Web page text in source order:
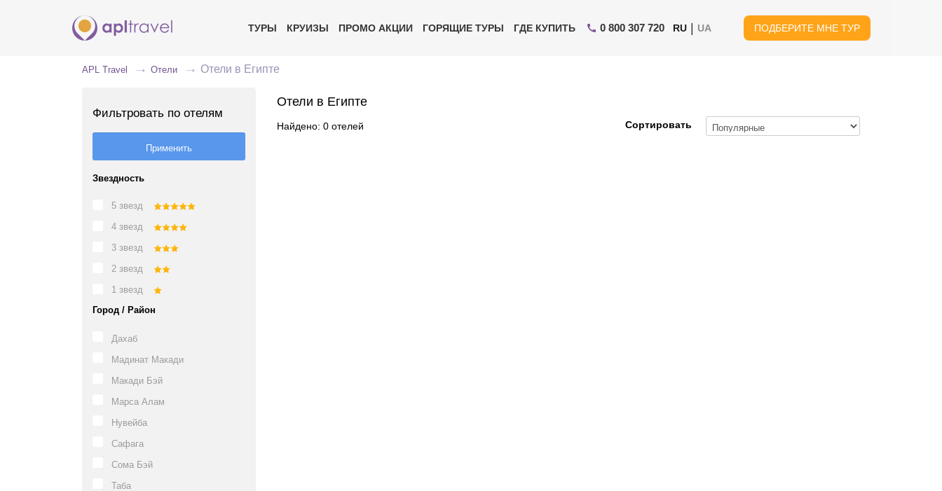
ТУРЫ КРУИЗЫ ПРОМО АКЦИИ ГОРЯЩИЕ ТУРЫ ГДЕ КУПИТЬ 0 800 307 720 RU | UA ПОДБЕРИТЕ МНЕ ТУР
APL Travel Отели Отели в Египте
Фильтровать по отелям
Звездность
5 звезд
4 звезд
3 звезд
2 звезд
1 звезд
Город / Район
Дахаб
Мадинат Макади
Макади Бэй
Марса Алам
Нувейба
Сафага
Сома Бэй
Таба
Отели в Египте
Найдено: 0 отелей Сортировать